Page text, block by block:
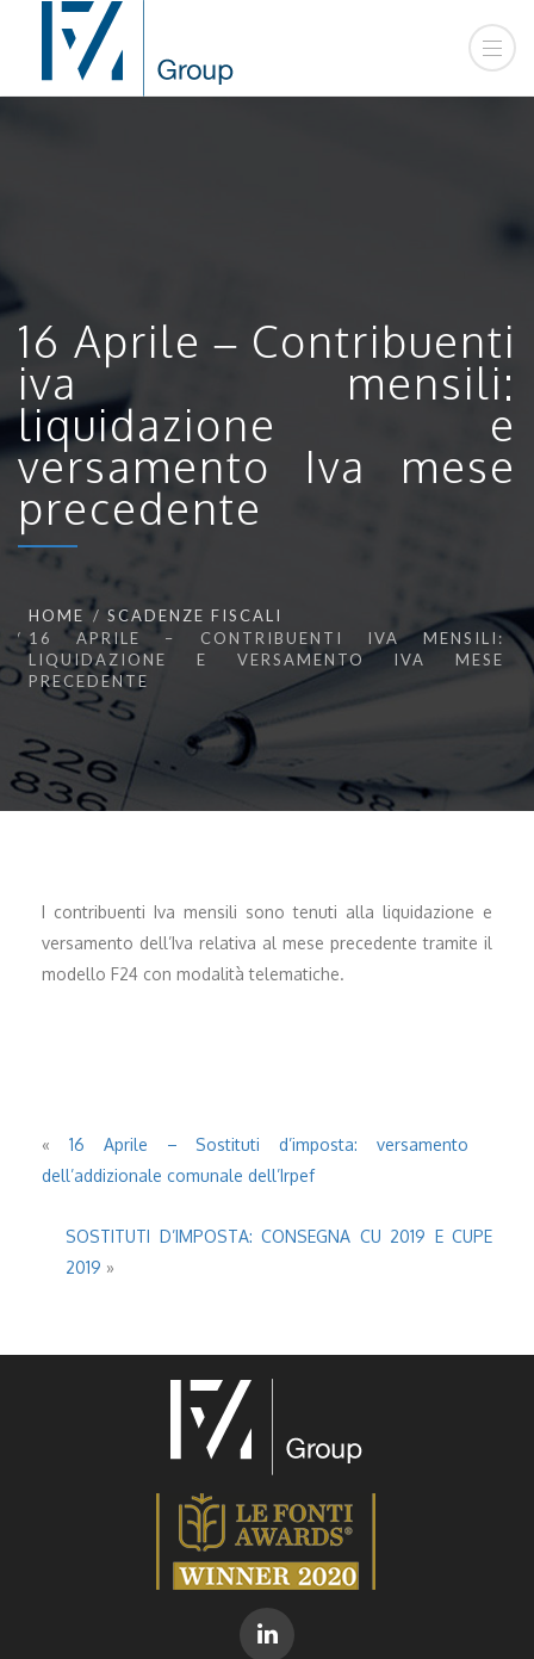
16 Aprile – Contribuenti
iva mensili:
liquidazione e
versamento Iva mese
precedente
HOME
SCADENZE FISCALI
16 APRILE – CONTRIBUENTI IVA MENSILI:
LIQUIDAZIONE E VERSAMENTO IVA MESE
PRECEDENTE
I contribuenti Iva mensili sono tenuti alla liquidazione e
versamento dell’Iva relativa al mese precedente tramite il
modello F24 con modalità telematiche.
« 16 Aprile – Sostituti d’imposta: versamento
dell’addizionale comunale dell’Irpef
SOSTITUTI D’IMPOSTA: CONSEGNA CU 2019 E CUPE
2019 »